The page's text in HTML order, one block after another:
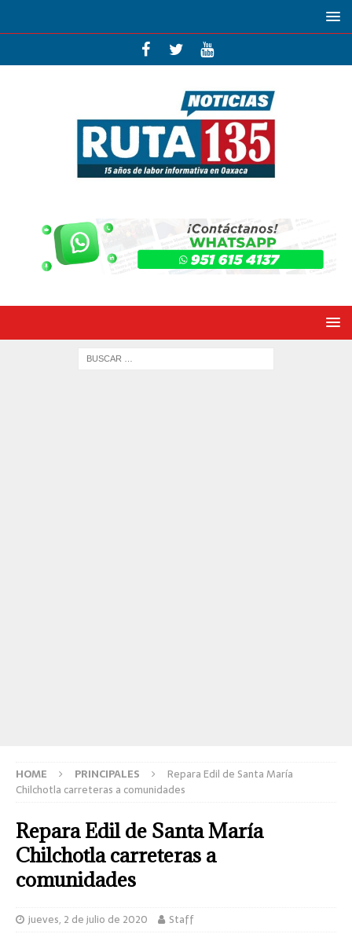
HOME PRINCIPALES
Repara Edil de Santa María
Chilchotla carreteras a comunidades
Repara Edil de Santa María
Chilchotla carreteras a
comunidades
jueves, 2 de julio de 2020 Staff